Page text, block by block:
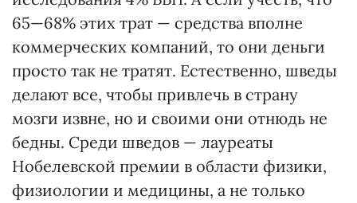
65—68% этих трат — средства вполне
коммерческих компаний, то они деньги
просто так не тратят. Естественно, шведы
делают все, чтобы привлечь в страну
мозги извне, но и своими они отнюдь не
бедны. Среди шведов — лауреаты
Нобелевской премии в области физики,
физиологии и медицины, а не только